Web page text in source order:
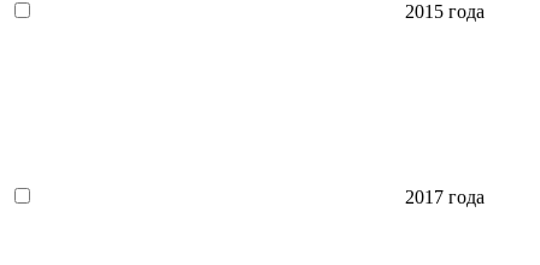
2015 года
2017 года